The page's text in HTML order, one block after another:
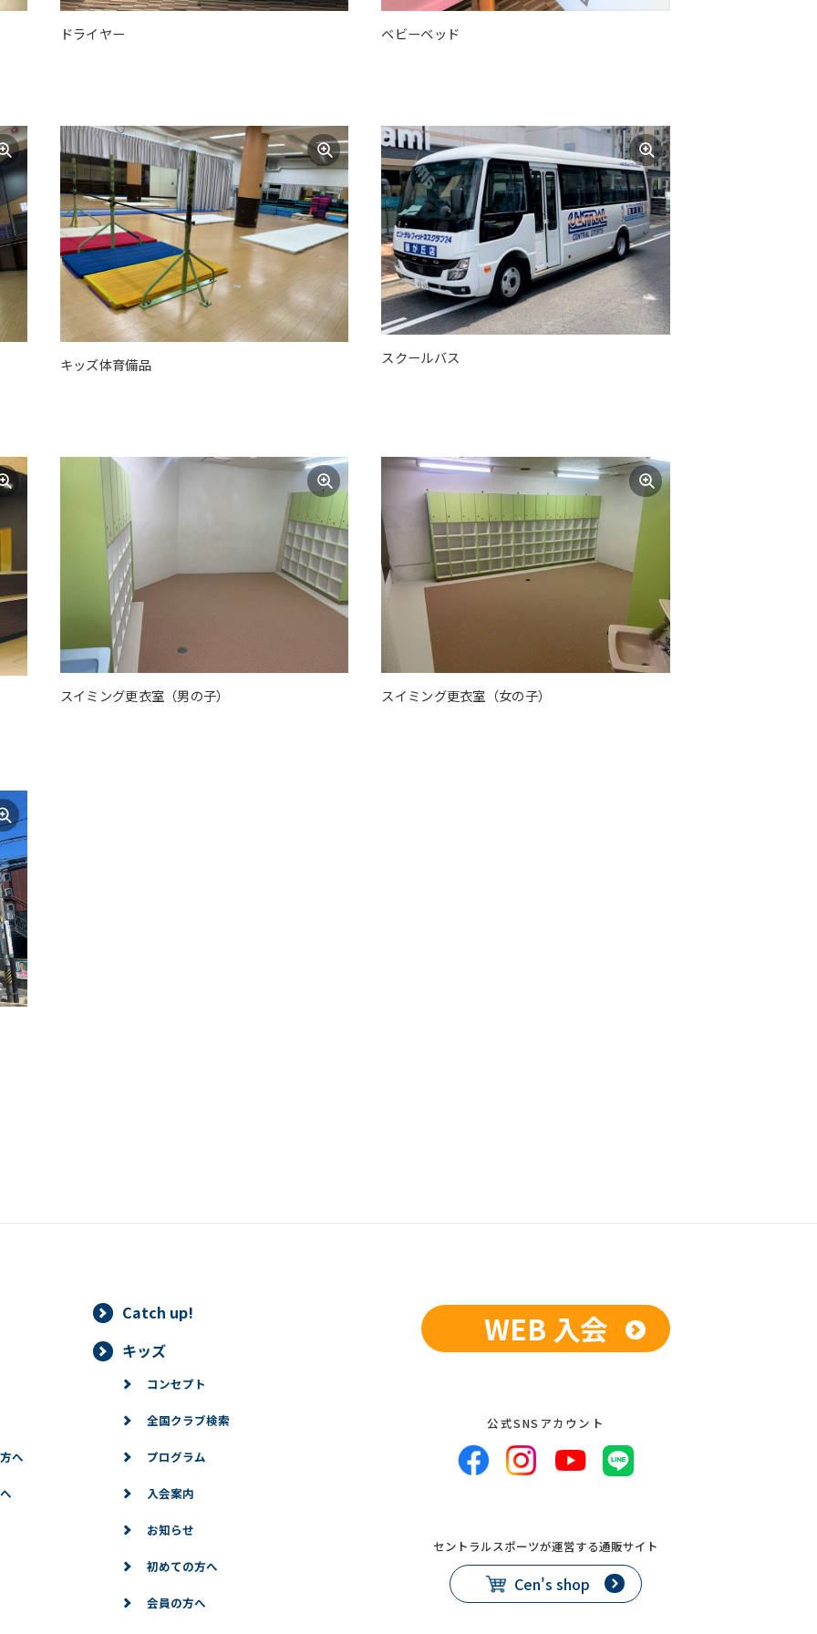
ドライヤー ベビーベッド
キッズ体育備品 スクールバス
スイミング更衣室（男の子） スイミング更衣室（女の子）
For foreigners
Central Sports official website is
automatically translated into
English. Click the link below (start
automatic translation) to return to
the top page.
However, if you use an automatic
translation service, the Japanese
version of this website will be
fully understand this before using
the service.
Automatic translation start
Catch up!
へ
キッズ
コンセプト
全国クラブ検索
プログラム
入会案内
お知らせ
初めての方へ
会員の方へ
WEB 入会
公式SNSアカウント
セントラルスポーツが運営する通販サイト
Cen's shop